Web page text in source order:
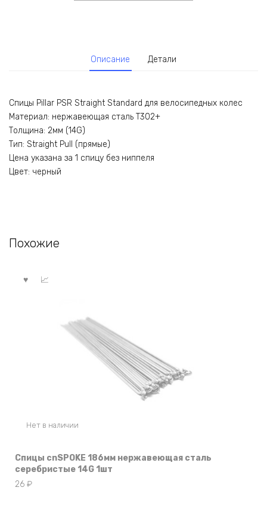
Описание Детали
Спицы Pillar PSR Straight Standard для велосипедных колес
Материал: нержавеющая сталь T302+
Толщина: 2мм (14G)
Тип: Straight Pull (прямые)
Цена указана за 1 спицу без ниппеля
Цвет: черный
Похожие
Нет в наличии
Спицы cnSPOKE 186мм нержавеющая сталь
серебристые 14G 1шт
26 ₽